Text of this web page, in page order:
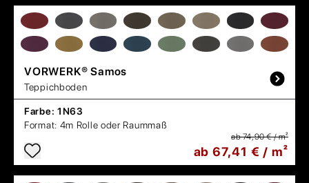
VORWERK® Samos
Teppichboden
Farbe: 1N63
Format: 4m Rolle oder Raummaß
ab 74,90 € / m²
ab 67,41 € / m²